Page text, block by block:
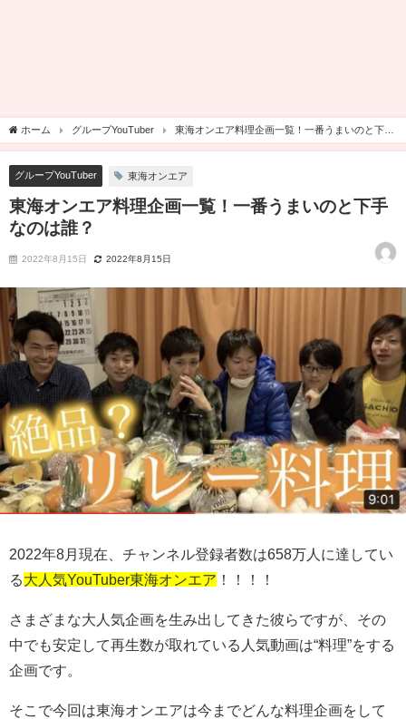
ホーム グループYouTuber
東海オンエア料理企画一覧！一番うまいのと下手
なのは誰？
グループYouTuber 東海オンエア
東海オンエア料理企画一覧！一番うまいのと下手
なのは誰？
2022年8月15日 2022年8月15日
2022年8月現在、チャンネル登録者数は658万人に達してい
る大人気YouTuber東海オンエア ！！！！
さまざまな大人気企画を生み出してきた彼らですが、その
中でも安定して再生数が取れている人気動画は“料理”をする
企画です。
そこで今回は東海オンエアは今までどんな料理企画をして